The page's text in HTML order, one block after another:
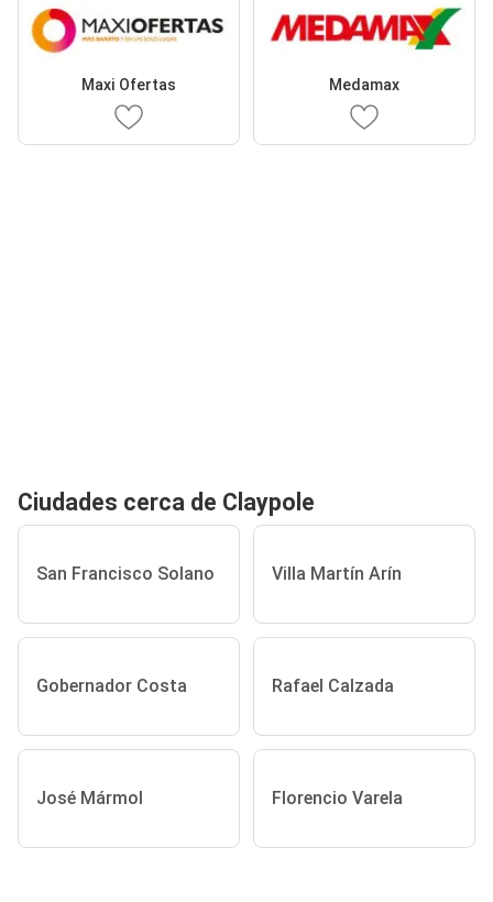
Maxi Ofertas Medamax
Ciudades cerca de Claypole
San Francisco Solano Villa Martín Arín
Gobernador Costa Rafael Calzada
José Mármol Florencio Varela